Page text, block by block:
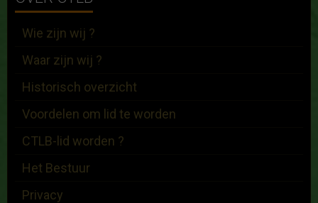
Wie zijn wij ?
Waar zijn wij ?
Historisch overzicht
Voordelen om lid te worden
CTLB-lid worden ?
Het Bestuur
Privacy